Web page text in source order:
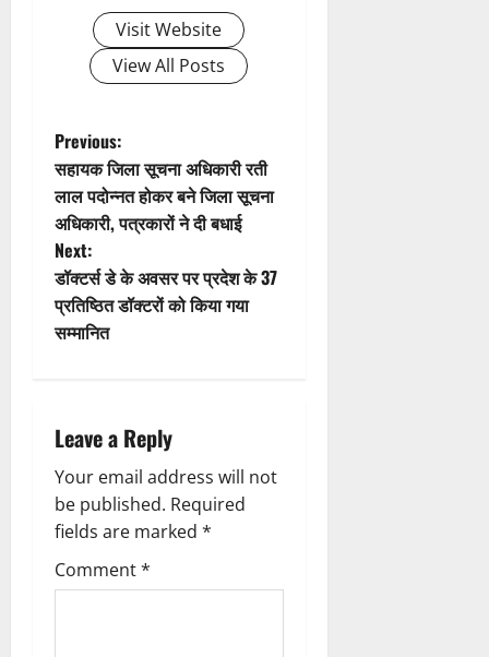
t
i
o
n
Visit Website
View All Posts
P
o
s
t
n
v
i
g
a
t
Previous:
सहायक जिला सूचना अधिकारी रती
लाल पदोन्नत होकर बने जिला सूचना
अधिकारी, पत्रकारों ने दी बधाई
Next:
डॉक्टर्स डे के अवसर पर प्रदेश के 37
प्रतिष्ठित डॉक्टरों को किया गया
सम्मानित
Leave a Reply
Your email address will not
be published. Required
fields are marked *
Comment*